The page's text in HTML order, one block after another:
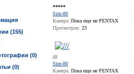
(155)
(0)
(0)
*****
Sim-80
Камера: Пока еще не PENTAX
Просмотров: 23
///
Sim-80
Камера: Пока еще не PENTAX